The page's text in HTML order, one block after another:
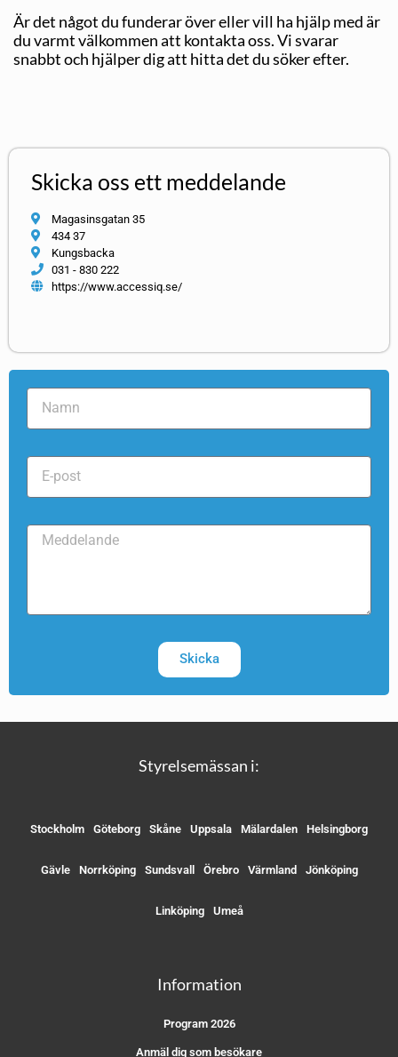
Är det något du funderar över eller vill ha hjälp med är
du varmt välkommen att kontakta oss. Vi svarar
snabbt och hjälper dig att hitta det du söker efter.
Skicka oss ett meddelande
Magasinsgatan 35
434 37
Kungsbacka
031 - 830 222
https://www.accessiq.se/
Skicka
Styrelsemässan i:
Stockholm Göteborg Skåne Uppsala Mälardalen Helsingborg
Gävle Norrköping Sundsvall Örebro Värmland Jönköping
Linköping Umeå
Information
Program 2026
Anmäl dig som besökare